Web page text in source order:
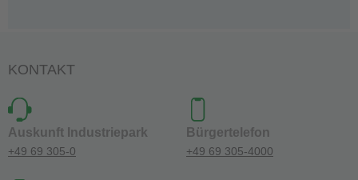
KONTAKT
Auskunft Industriepark
+49 69 305-0
Bürgertelefon
+49 69 305-4000